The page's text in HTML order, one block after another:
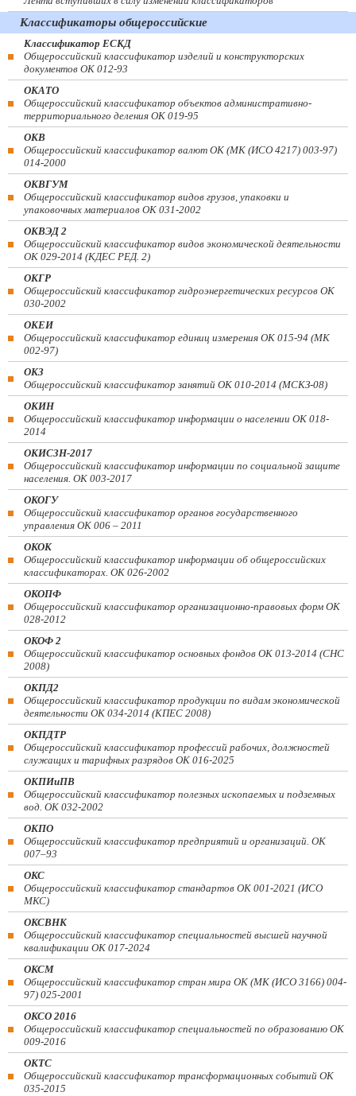
Классификаторы общероссийские
Классификатор ЕСКД
Общероссийский классификатор изделий и конструкторских
документов ОК 012-93
ОКАТО
Общероссийский классификатор объектов административно-
территориального деления ОК 019-95
ОКВ
Общероссийский классификатор валют ОК (МК (ИСО 4217) 003-97)
014-2000
ОКВГУМ
Общероссийский классификатор видов грузов, упаковки и
упаковочных материалов ОК 031-2002
ОКВЭД 2
Общероссийский классификатор видов экономической деятельности
ОК 029-2014 (КДЕС РЕД. 2)
ОКГР
Общероссийский классификатор гидроэнергетических ресурсов ОК
030-2002
ОКЕИ
Общероссийский классификатор единиц измерения ОК 015-94 (МК
002-97)
ОКЗ
Общероссийский классификатор занятий ОК 010-2014 (МСКЗ-08)
ОКИН
Общероссийский классификатор информации о населении ОК 018-
2014
ОКИСЗН-2017
Общероссийский классификатор информации по социальной защите
населения. ОК 003-2017
ОКОГУ
Общероссийский классификатор органов государственного
управления ОК 006 – 2011
ОКОК
Общероссийский классификатор информации об общероссийских
классификаторах. ОК 026-2002
ОКОПФ
Общероссийский классификатор организационно-правовых форм ОК
028-2012
ОКОФ 2
Общероссийский классификатор основных фондов ОК 013-2014 (СНС
2008)
ОКПД2
Общероссийский классификатор продукции по видам экономической
деятельности ОК 034-2014 (КПЕС 2008)
ОКПДТР
Общероссийский классификатор профессий рабочих, должностей
служащих и тарифных разрядов ОК 016-2025
ОКПИиПВ
Общероссийский классификатор полезных ископаемых и подземных
вод. ОК 032-2002
ОКПО
Общероссийский классификатор предприятий и организаций. ОК
007–93
ОКС
Общероссийский классификатор стандартов ОК 001-2021 (ИСО
МКС)
ОКСВНК
Общероссийский классификатор специальностей высшей научной
квалификации ОК 017-2024
ОКСМ
Общероссийский классификатор стран мира ОК (МК (ИСО 3166) 004-
97) 025-2001
ОКСО 2016
Общероссийский классификатор специальностей по образованию ОК
009-2016
ОКТС
Общероссийский классификатор трансформационных событий ОК
035-2015